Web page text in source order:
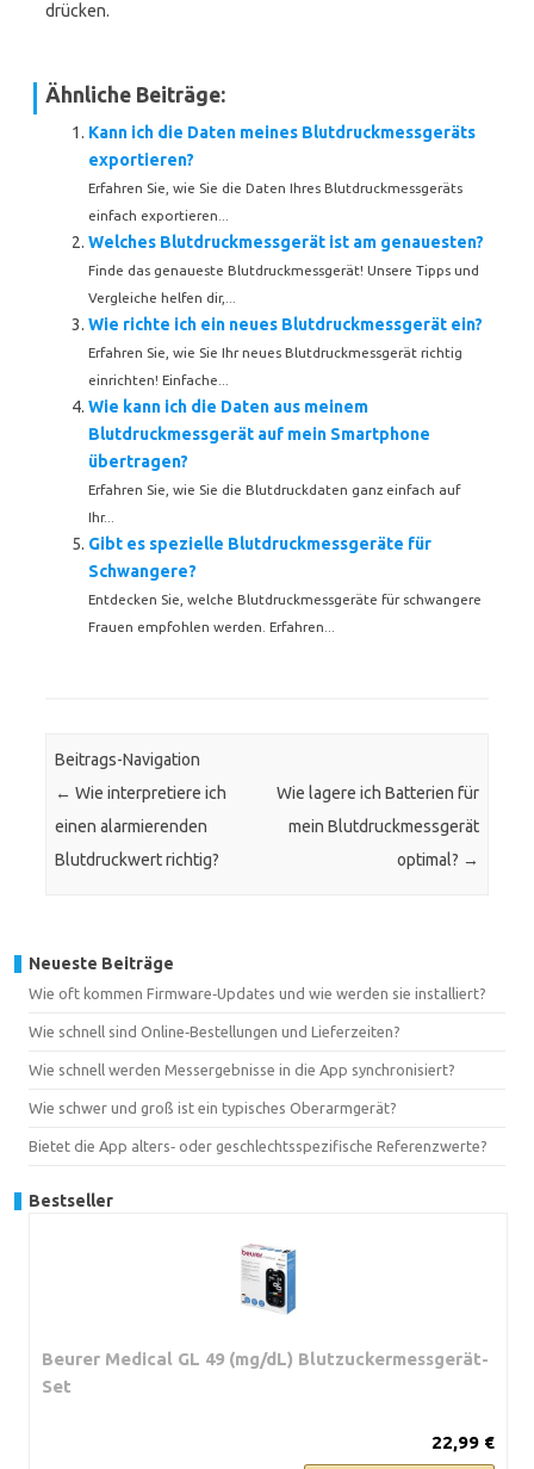
drücken.
Ähnliche Beiträge:
Kann ich die Daten meines Blutdruckmessgeräts
exportieren?
Erfahren Sie, wie Sie die Daten Ihres Blutdruckmessgeräts
einfach exportieren...
Welches Blutdruckmessgerät ist am genauesten?
Finde das genaueste Blutdruckmessgerät! Unsere Tipps und
Vergleiche helfen dir,...
Wie richte ich ein neues Blutdruckmessgerät ein?
Erfahren Sie, wie Sie Ihr neues Blutdruckmessgerät richtig
einrichten! Einfache...
Wie kann ich die Daten aus meinem
Blutdruckmessgerät auf mein Smartphone
übertragen?
Erfahren Sie, wie Sie die Blutdruckdaten ganz einfach auf
Ihr...
Gibt es spezielle Blutdruckmessgeräte für
Schwangere?
Entdecken Sie, welche Blutdruckmessgeräte für schwangere
Frauen empfohlen werden. Erfahren...
Beitrags-Navigation
← Wie interpretiere ich
einen alarmierenden
Blutdruckwert richtig?
Wie lagere ich Batterien für
mein Blutdruckmessgerät
optimal? →
Neueste Beiträge
Wie oft kommen Firmware‑Updates und wie werden sie installiert?
Wie schnell sind Online‑Bestellungen und Lieferzeiten?
Wie schnell werden Messergebnisse in die App synchronisiert?
Wie schwer und groß ist ein typisches Oberarmgerät?
Bietet die App alters‑ oder geschlechtsspezifische Referenzwerte?
Bestseller
Beurer Medical GL 49 (mg/dL) Blutzuckermessgerät-
Set
22,99 €